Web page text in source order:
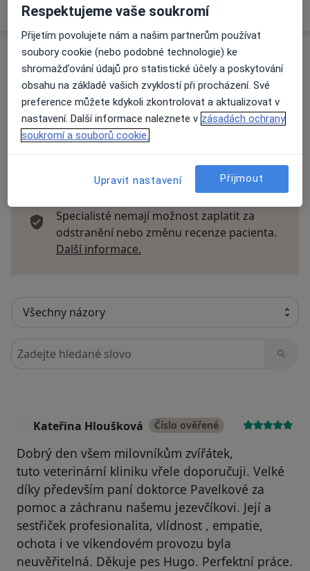
o adrese
Názory
Přidejte svůj názor
Specialisté nemají možnost zaplatit za
odstranění nebo změnu recenze pacienta.
Další informace.
Hledejte v názorech
Kateřina Hloušková Číslo ověřené
Dobrý den všem milovníkům zvířátek,
tuto veterinární kliniku vřele doporučuji. Velké
díky především paní doktorce Pavelkové za
pomoc a záchranu našemu jezevčíkovi. Její a
sestřiček profesionalita, vlídnost , empatie,
ochota i ve víkendovém provozu byla
neuvěřitelná. Děkuje pes Hugo. Perfektní práce.
Respektujeme vaše soukromí
Přijetím povolujete nám a našim partnerům používat
soubory cookie (nebo podobné technologie) ke
shromažďování údajů pro statistické účely a poskytování
obsahu na základě vašich zvyklostí při procházení. Své
preference můžete kdykoli zkontrolovat a aktualizovat v
nastavení. Další informace naleznete v zásadách ochrany
soukromí a souborů cookie.
Upravit nastavení Přijmout